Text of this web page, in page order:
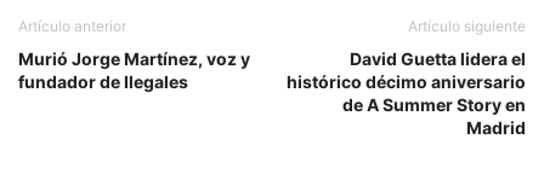
Artículo anterior
Murió Jorge Martínez, voz y
fundador de Ilegales
Artículo siguiente
David Guetta lidera el
histórico décimo aniversario
de A Summer Story en
Madrid